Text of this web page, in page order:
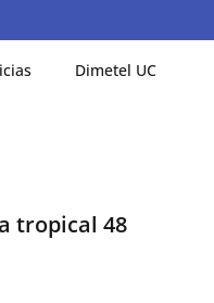
Dimetel UC
tropical 48